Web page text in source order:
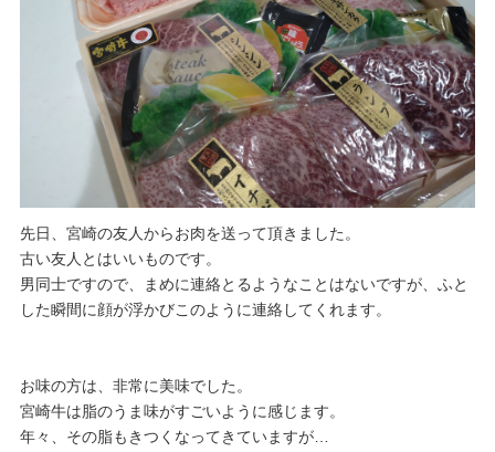
先日、宮崎の友人からお肉を送って頂きました。
古い友人とはいいものです。
男同士ですので、まめに連絡とるようなことはないですが、ふと
した瞬間に顔が浮かびこのように連絡してくれます。
お味の方は、非常に美味でした。
宮崎牛は脂のうま味がすごいように感じます。
年々、その脂もきつくなってきていますが…